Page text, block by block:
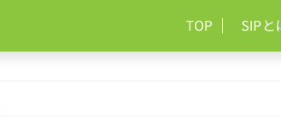
TOP SIPと